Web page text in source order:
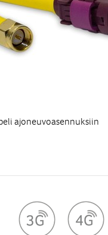
ajoneuvoasennuksiin